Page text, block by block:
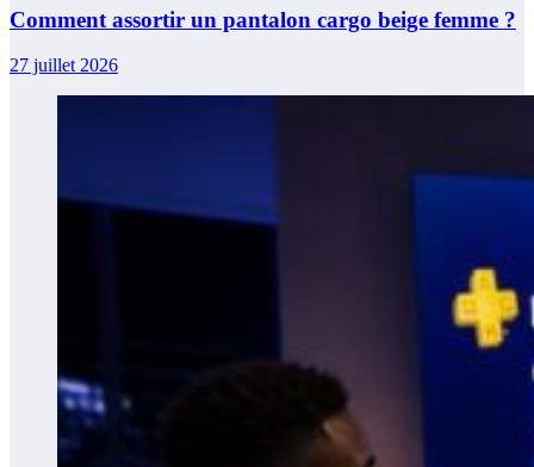
Comment assortir un pantalon cargo beige femme ?
27 juillet 2026